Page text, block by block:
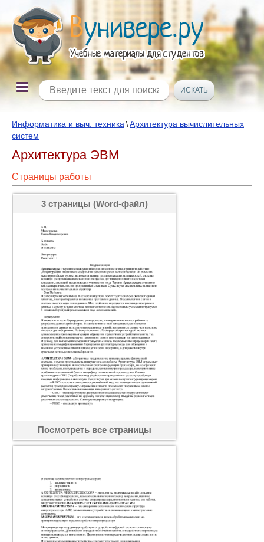
Информатика и выч. техника \Архитектура вычислительных
систем
Архитектура ЭВМ
Страницы работы
3 страницы (Word-файл)
Посмотреть все страницы